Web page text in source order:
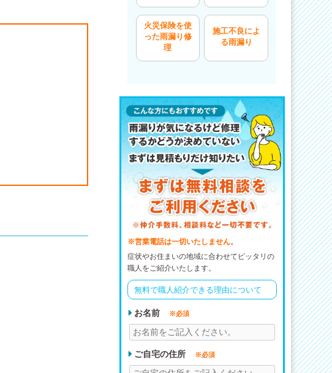
火災保険を使
った雨漏り修
理
施工不良によ
る雨漏り
※営業電話は一切いたしません。
症状やお住まいの地域に合わせてピッタリの
職人をご紹介いたします。
無料で職人紹介できる理由について
お名前 ※必須
ご自宅の住所 ※必須